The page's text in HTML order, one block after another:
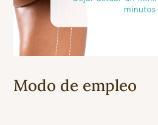
Modo de empleo